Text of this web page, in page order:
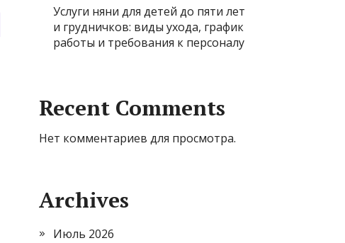
Услуги няни для детей до пяти лет
и грудничков: виды ухода, график
работы и требования к персоналу
Recent Comments
Нет комментариев для просмотра.
Archives
Июль 2026